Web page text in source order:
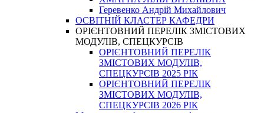
Геревенко Андрій Михайлович
ОСВІТНІЙ КЛАСТЕР КАФЕДРИ
ОРІЄНТОВНИЙ ПЕРЕЛІК ЗМІСТОВИХ
МОДУЛІВ, СПЕЦКУРСІВ
ОРІЄНТОВНИЙ ПЕРЕЛІК
ЗМІСТОВИХ МОДУЛІВ,
СПЕЦКУРСІВ 2025 РІК
ОРІЄНТОВНИЙ ПЕРЕЛІК
ЗМІСТОВИХ МОДУЛІВ,
СПЕЦКУРСІВ 2026 РІК